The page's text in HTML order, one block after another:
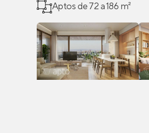
Aptos de 72 a 186 m²